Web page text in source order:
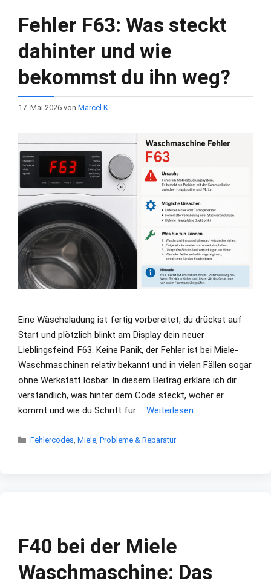
Fehler F63: Was steckt
dahinter und wie
bekommst du ihn weg?
17. Mai 2026 von Marcel.K
Eine Wäscheladung ist fertig vorbereitet, du drückst auf
Start und plötzlich blinkt am Display dein neuer
Lieblingsfeind: F63. Keine Panik, der Fehler ist bei Miele-
Waschmaschinen relativ bekannt und in vielen Fällen sogar
ohne Werkstatt lösbar. In diesem Beitrag erkläre ich dir
verständlich, was hinter dem Code steckt, woher er
kommt und wie du Schritt für … Weiterlesen
Kategorien
Fehlercodes,Miele,Probleme & Reparatur
F40 bei der Miele
Waschmaschine: Das